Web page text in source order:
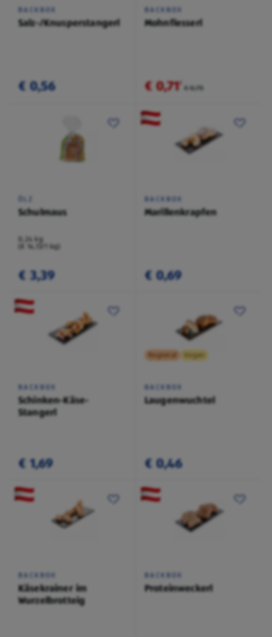
BACKBOX
Salz-/Knusperstangerl
€ 0,56
BACKBOX
Mohnflesserl
€ 0,71² € 0,75
Schulmaus
0,24 kg
(€ 14,13/1 kg)
€ 3,39
BACKBOX
Marillenkrapfen
€ 0,69
BACKBOX
Schinken-Käse-
Stangerl
€ 1,69
Regional Vegan
BACKBOX
Laugenwuchtel
€ 0,46
BACKBOX
Käsekrainer im
Wurzelbrotteig
BACKBOX
Proteinweckerl